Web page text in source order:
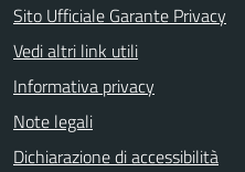
Sito Ufficiale Garante Privacy
Vedi altri link utili
Informativa privacy
Note legali
Dichiarazione di accessibilità